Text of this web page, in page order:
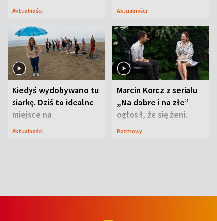
Przyrodnicy zwracają
Aktualności
Tarnobrzeskim
Aktualności
Kiedyś wydobywano tu
siarkę. Dziś to idealne
miejsce na
wypoczynek
Aktualności
Marcin Korcz z serialu
„Na dobre i na złe”
ogłosił, że się żeni.
Zdradził, co zmienił
Rozmowy